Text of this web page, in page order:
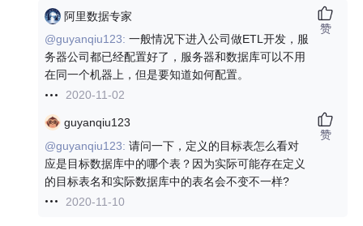
阿里数据专家
@guyanqiu123:一般情况下进入公司做ETL开发，服
务器公司都已经配置好了，服务器和数据库可以不用
在同一个机器上，但是要知道如何配置。
2020-11-02
赞
guyanqiu123
@guyanqiu123:请问一下，定义的目标表怎么看对
应是目标数据库中的哪个表？因为实际可能存在定义
的目标表名和实际数据库中的表名会不变不一样?
2020-11-10
赞